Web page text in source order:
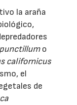
la araña
o
californicus
el
de